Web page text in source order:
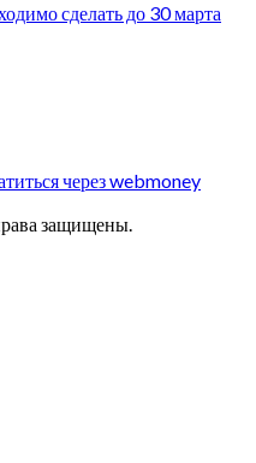
сделать до 30 марта
через webmoney
защищены.